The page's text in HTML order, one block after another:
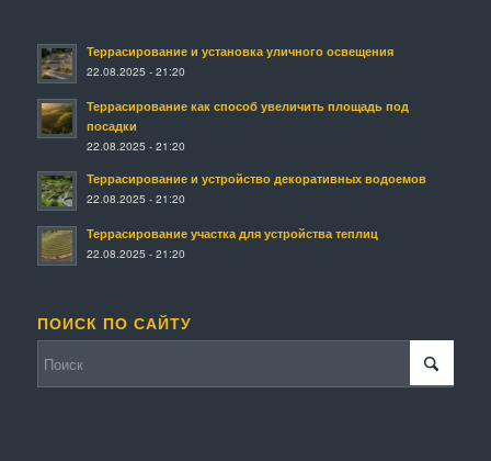
Террасирование и установка уличного освещения
22.08.2025 - 21:20
Террасирование как способ увеличить площадь под
посадки
22.08.2025 - 21:20
Террасирование и устройство декоративных водоемов
22.08.2025 - 21:20
Террасирование участка для устройства теплиц
22.08.2025 - 21:20
ПОИСК ПО САЙТУ